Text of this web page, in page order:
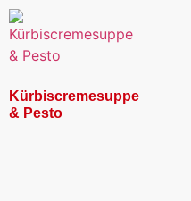
Kürbiscremesuppe
& Pesto